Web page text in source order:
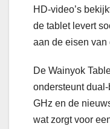
HD-video’s
de tablet levert
aan de eisen van
De Wainyok
ondersteunt
GHz en de
wat zorgt voor